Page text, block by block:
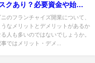
クあり？必要資金や始め
説
ニのフランチャイズ開業について、
うなメリットとデメリットがあるか
人も多いのではないでしょうか。
事ではメリット・デメ...